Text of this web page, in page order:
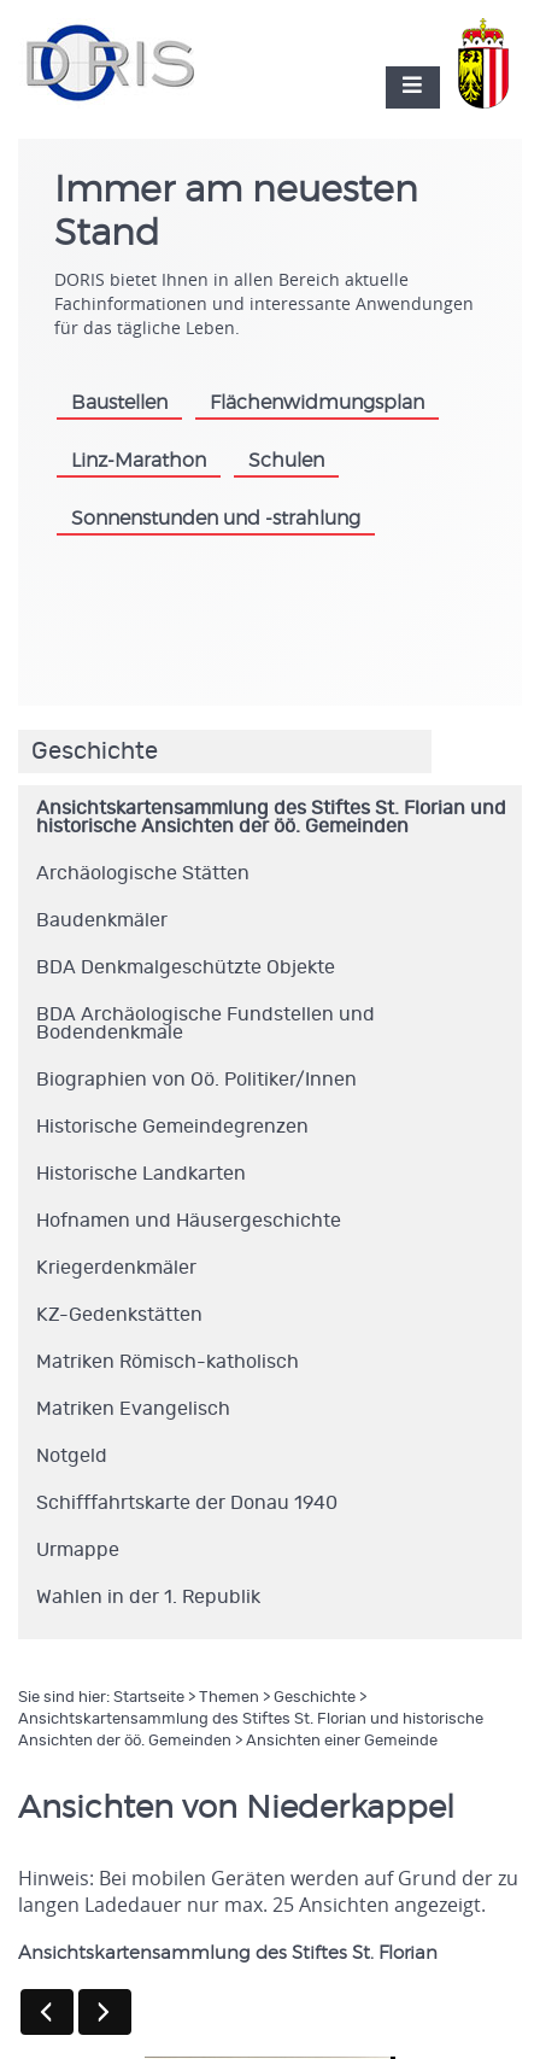
Immer am neuesten
Stand
DORIS bietet Ihnen in allen Bereich aktuelle
Fachinformationen und interessante Anwendungen
für das tägliche Leben.
Baustellen Flächenwidmungsplan
Linz-Marathon Schulen
Sonnenstunden und -strahlung
Geschichte
Ansichtskartensammlung des Stiftes St. Florian und
historische Ansichten der öö. Gemeinden
Archäologische Stätten
Baudenkmäler
BDA Denkmalgeschützte Objekte
BDA Archäologische Fundstellen und
Bodendenkmale
Biographien von Oö. Politiker/Innen
Historische Gemeindegrenzen
Historische Landkarten
Hofnamen und Häusergeschichte
Kriegerdenkmäler
KZ-Gedenkstätten
Matriken Römisch-katholisch
Matriken Evangelisch
Notgeld
Schifffahrtskarte der Donau 1940
Urmappe
Wahlen in der 1. Republik
Sie sind hier: Startseite > Themen > Geschichte >
Ansichtskartensammlung des Stiftes St. Florian und historische
Ansichten der öö. Gemeinden > Ansichten einer Gemeinde
Ansichten von Niederkappel
Hinweis: Bei mobilen Geräten werden auf Grund der zu
langen Ladedauer nur max. 25 Ansichten angezeigt.
Ansichtskartensammlung des Stiftes St. Florian